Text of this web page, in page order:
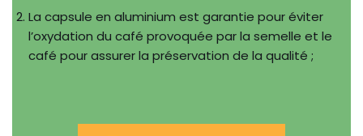
La capsule en aluminium est garantie pour éviter
l’oxydation du café provoquée par la semelle et le
café pour assurer la préservation de la qualité ;